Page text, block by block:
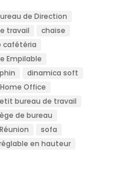
de Direction
travail
chaise
cafétéria
Empilable
dinamica soft
Home Office
bureau de travail
de bureau
sofa
en hauteur